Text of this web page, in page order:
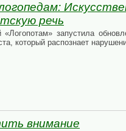
речь
запустила
который распознает
внимание